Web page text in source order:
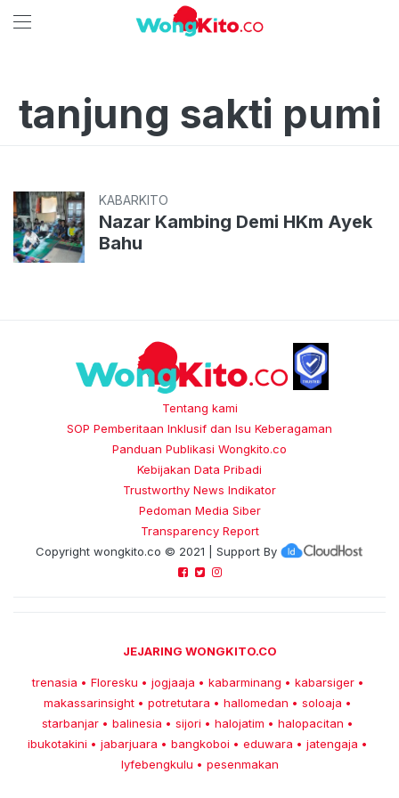
tanjung sakti pumi
KABARKITO
Nazar Kambing Demi HKm Ayek
Bahu
Tentang kami
SOP Pemberitaan Inklusif dan Isu Keberagaman
Panduan Publikasi Wongkito.co
Kebijakan Data Pribadi
Trustworthy News Indikator
Pedoman Media Siber
Transparency Report
Copyright wongkito.co © 2021 | Support By
JEJARING WONGKITO.CO
trenasia • Floresku • jogjaaja • kabarminang • kabarsiger •
makassarinsight • potretutara • hallomedan • soloaja •
starbanjar • balinesia • sijori • halojatim • halopacitan •
ibukotakini • jabarjuara • bangkoboi • eduwara • jatengaja •
lyfebengkulu • pesenmakan